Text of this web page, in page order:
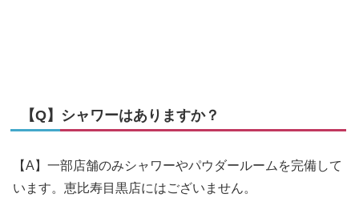
【Q】シャワーはありますか？
【A】一部店舗のみシャワーやパウダールームを完備して
います。恵比寿目黒店にはございません。